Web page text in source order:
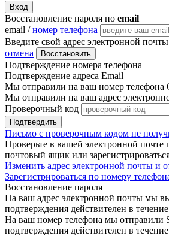
Вход
Восстановление пароля по email
email /номер телефона
Введите свой адрес электронной
отмена
Восстановить
Подтверждение номера телефона
Подтверждение адреса Email
Мы отправили на ваш номер телефона
Мы отправили на ваш адрес
Проверочный код
Подтвердить
Письмо с проверочным кодом не
Проверьте в вашей электронной
почтовый ящик или
Изменить адрес электронной почты и
Зарегистрироваться по номеру
Восстановление пароля
На ваш адрес электронной почты мы
подтверждения действителен в
На ваш номер телефона мы отправили
подтверждения действителен в